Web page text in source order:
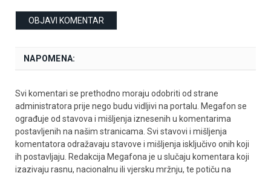
NAPOMENA:
Svi komentari se prethodno moraju odobriti od strane
administratora prije nego budu vidljivi na portalu. Megafon se
ograđuje od stavova i mišljenja iznesenih u komentarima
postavljenih na našim stranicama. Svi stavovi i mišljenja
komentatora odražavaju stavove i mišljenja isključivo onih koji
ih postavljaju. Redakcija Megafona je u slučaju komentara koji
izazivaju rasnu, nacionalnu ili vjersku mržnju, te potiču na